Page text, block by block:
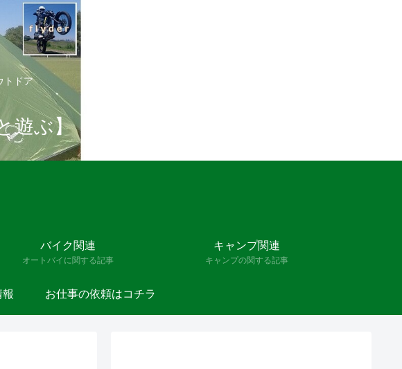
トドア
遊ぶ】
バイク関連
オートバイに関する記事
キャンプ関連
キャンプの関する記事
お仕事の依頼はコチラ